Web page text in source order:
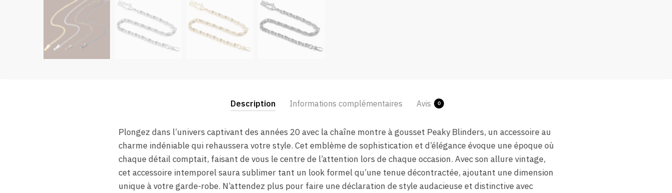
Description Informations complémentaires Avis 0
Plongez dans l’univers captivant des années 20 avec la chaîne montre à gousset Peaky Blinders, un accessoire au
charme indéniable qui rehaussera votre style. Cet emblème de sophistication et d’élégance évoque une époque où
chaque détail comptait, faisant de vous le centre de l’attention lors de chaque occasion. Avec son allure vintage,
cet accessoire intemporel saura sublimer tant un look formel qu’une tenue décontractée, ajoutant une dimension
unique à votre garde-robe. N’attendez plus pour faire une déclaration de style audacieuse et distinctive avec